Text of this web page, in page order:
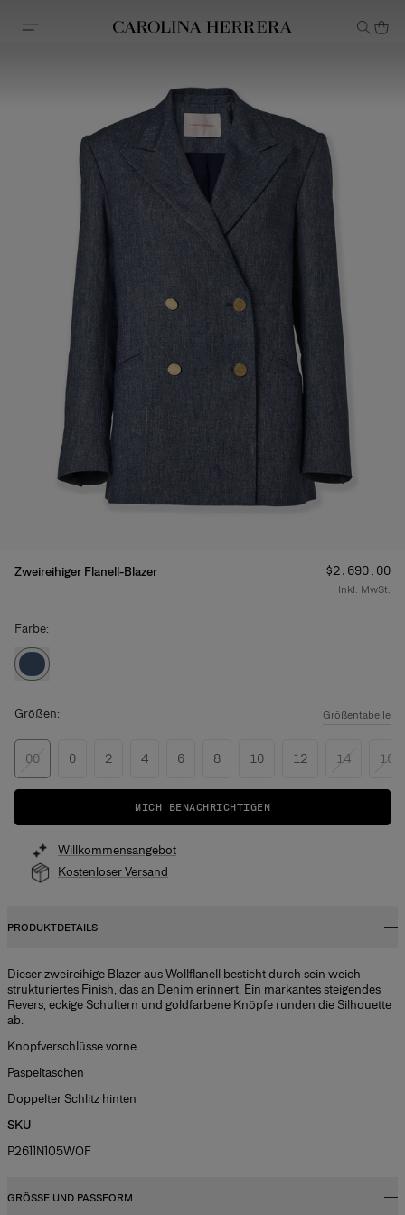
Erklärung zur Barrierefreiheit (Link)
Zweireihiger Flanell-Blazer Preis:
$2,690.00
Inkl. MwSt.
Farbe:
Größen: Größentabelle
00 0 2 4 6 8 10 12 14 16
MICH BENACHRICHTIGEN
Willkommensangebot
Kostenloser Versand
PRODUKTDETAILS
Dieser zweireihige Blazer aus Wollflanell besticht durch sein weich
strukturiertes Finish, das an Denim erinnert. Ein markantes steigendes
Revers, eckige Schultern und goldfarbene Knöpfe runden die Silhouette
ab.
Knopfverschlüsse vorne
Paspeltaschen
Doppelter Schlitz hinten
SKU
P2611N105WOF
GRÖSSE UND PASSFORM